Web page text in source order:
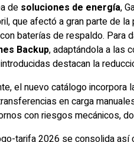
de soluciones de energía,
que afectó a gran parte de
baterías de respaldo. Para
Backup, adaptándola a las
destacan la
el nuevo catálogo incorpora
en carga
con riesgos mecánicos,
tarifa 2026 se consolida así